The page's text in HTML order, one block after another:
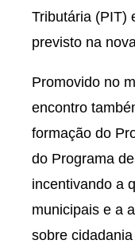
Tributária (PIT)
previsto na
Promovido no
encontro
formação do
do Programa
incentivando a
municipais e a
sobre